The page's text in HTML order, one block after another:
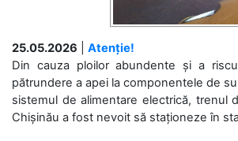
25.05.2026
Atenție!
Din cauza ploilor abundente și a
pătrundere a apei la componentele de
sistemul de alimentare electrică, trenul
Chișinău a fost nevoit să staționeze în